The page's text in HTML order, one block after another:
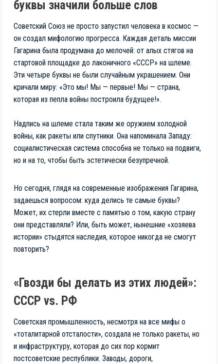
буквы значили больше слов
Советский Союз не просто запустил человека в космос —
он создал мифологию прогресса. Каждая деталь миссии
Гагарина была продумана до мелочей: от алых стягов на
стартовой площадке до лаконичного «СССР» на шлеме.
Эти четыре буквы не были случайным украшением. Они
кричали миру: «Это мы! Мы — первые! Мы — страна,
которая из пепла войны построила будущее!».
Надпись на шлеме стала таким же оружием холодной
войны, как ракеты или спутники. Она напоминала Западу:
социалистическая система способна не только на подвиги,
но и на то, чтобы быть эстетически безупречной.
Но сегодня, глядя на современные изображения Гагарина,
задаешься вопросом: куда делись те самые буквы?
Может, их стерли вместе с памятью о том, какую страну
они представляли? Или, быть может, нынешние «хозяева
истории» стыдятся наследия, которое никогда не смогут
повторить?
«Гвозди бы делать из этих людей»:
СССР vs. РФ
Советская промышленность, несмотря на все мифы о
«тоталитарной отсталости», создала не только ракеты, но
и инфраструктуру, которая до сих пор кормит
постсоветские республики. Заводы, дороги,